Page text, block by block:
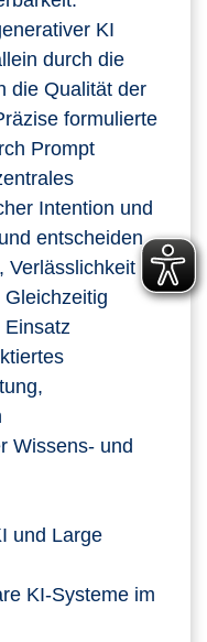
KI
durch die
die Qualität der
formulierte
Prompt
Intention und
entscheiden
Verlässlichkeit
Einsatz
Wissens‑ und
und Large
KI‑Systeme im